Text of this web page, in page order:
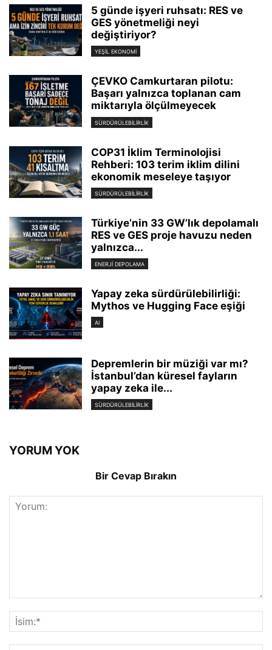
5 günde işyeri ruhsatı: RES ve
GES yönetmeliği neyi
değiştiriyor?
YEŞIL EKONOMI
ÇEVKO Camkurtaran pilotu:
Başarı yalnızca toplanan cam
miktarıyla ölçülmeyecek
SÜRDÜRÜLEBILIRLIK
COP31 İklim Terminolojisi
Rehberi: 103 terim iklim dilini
ekonomik meseleye taşıyor
SÜRDÜRÜLEBILIRLIK
Türkiye’nin 33 GW’lık depolamalı
RES ve GES proje havuzu neden
yalnızca...
ENERJI DEPOLAMA
Yapay zeka sürdürülebilirliği:
Mythos ve Hugging Face eşiği
AI
Depremlerin bir müziği var mı?
İstanbul’dan küresel fayların
yapay zeka ile...
SÜRDÜRÜLEBILIRLIK
YORUM YOK
Bir Cevap Bırakın